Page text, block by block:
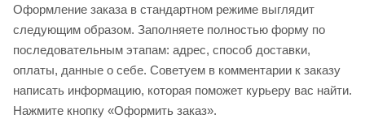
Оформление заказа в стандартном режиме выглядит
следующим образом. Заполняете полностью форму по
последовательным этапам: адрес, способ доставки,
оплаты, данные о себе. Советуем в комментарии к заказу
написать информацию, которая поможет курьеру вас найти.
Нажмите кнопку «Оформить заказ».